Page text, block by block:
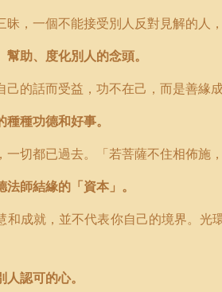
昧，一個不能接受別人反對見解的人
助、度化別人的念頭。
己的話而受益，功不在己，而是善緣
種功德和好事。
一切都已過去。「若菩薩不住相佈施
師結緣的「資本」。
和成就，並不代表你自己的境界。
認可的心。